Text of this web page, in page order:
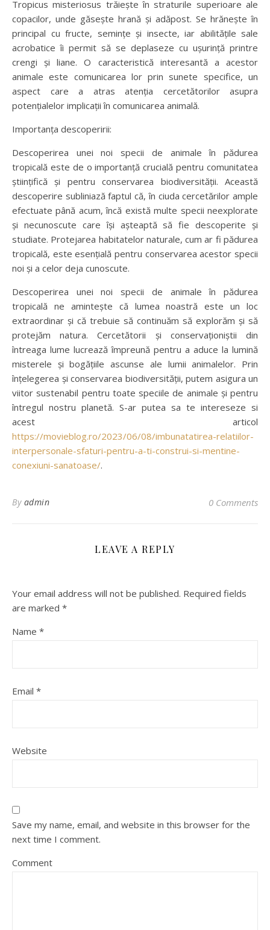
Tropicus misteriosus trăiește în straturile superioare ale
copacilor, unde găsește hrană și adăpost. Se hrănește în
principal cu fructe, semințe și insecte, iar abilitățile sale
acrobatice îi permit să se deplaseze cu ușurință printre
crengi și liane. O caracteristică interesantă a acestor
animale este comunicarea lor prin sunete specifice, un
aspect care a atras atenția cercetătorilor asupra
potențialelor implicații în comunicarea animală.
Importanța descoperirii:
Descoperirea unei noi specii de animale în pădurea
tropicală este de o importanță crucială pentru comunitatea
științifică și pentru conservarea biodiversității. Această
descoperire subliniază faptul că, în ciuda cercetărilor ample
efectuate până acum, încă există multe specii neexplorate
și necunoscute care își așteaptă să fie descoperite și
studiate. Protejarea habitatelor naturale, cum ar fi pădurea
tropicală, este esențială pentru conservarea acestor specii
noi și a celor deja cunoscute.
Descoperirea unei noi specii de animale în pădurea
tropicală ne amintește că lumea noastră este un loc
extraordinar și că trebuie să continuăm să explorăm și să
protejăm natura. Cercetătorii și conservaționiștii din
întreaga lume lucrează împreună pentru a aduce la lumină
misterele și bogățiile ascunse ale lumii animalelor. Prin
înțelegerea și conservarea biodiversității, putem asigura un
viitor sustenabil pentru toate speciile de animale și pentru
întregul nostru planetă. S-ar putea sa te intereseze si
acest articol
https://movieblog.ro/2023/06/08/imbunatatirea-relatiilor-
interpersonale-sfaturi-pentru-a-ti-construi-si-mentine-
conexiuni-sanatoase/.
By admin 0 Comments
LEAVE A REPLY
Your email address will not be published. Required fields
are marked *
Name *
Email *
Website
Save my name, email, and website in this browser for the
next time I comment.
Comment